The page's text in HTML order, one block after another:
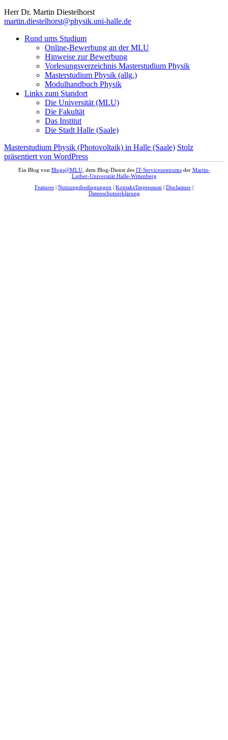
Herr Dr. Martin Diestelhorst
martin.diestelhorst@physik.uni-halle.de
Rund ums Studium
Online-Bewerbung an der MLU
Hinweise zur Bewerbung
Vorlesungsverzeichnis Masterstudium Physik
Masterstudium Physik (allg.)
Modulhandbuch Physik
Links zum Standort
Die Universität (MLU)
Die Fakultät
Das Institut
Die Stadt Halle (Saale)
Masterstudium Physik (Photovoltaik) in Halle (Saale) Stolz
präsentiert von WordPress
Ein Blog von Blogs@MLU, dem Blog-Dienst des IT-Servicezentrumsder Martin-
Luther-Universität Halle-Wittenberg
Features | Nutzungsbedingungen | Kontakt/Impressum | Disclaimer |
Datenschutzerklärung